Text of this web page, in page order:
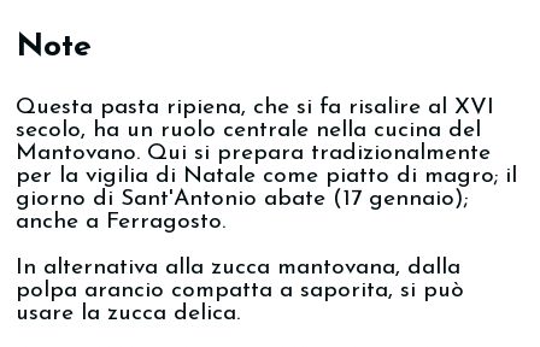
Note
Questa pasta ripiena, che si fa risalire al XVI
secolo, ha un ruolo centrale nella cucina del
Mantovano. Qui si prepara tradizionalmente
per la vigilia di Natale come piatto di magro; il
giorno di Sant'Antonio abate (17 gennaio);
anche a Ferragosto.
In alternativa alla zucca mantovana, dalla
polpa arancio compatta a saporita, si può
usare la zucca delica.